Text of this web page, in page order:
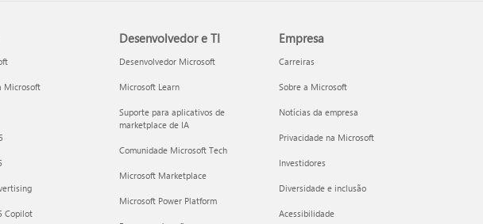
Microsoft
Copilot
Desenvolvedor e TI
Desenvolvedor Microsoft
Microsoft Learn
Suporte para aplicativos de
marketplace de IA
Comunidade Microsoft Tech
Microsoft Marketplace
Microsoft Power Platform
Empresa
Carreiras
Sobre a Microsoft
Notícias da empresa
Privacidade na Microsoft
Investidores
Diversidade e inclusão
Acessibilidade